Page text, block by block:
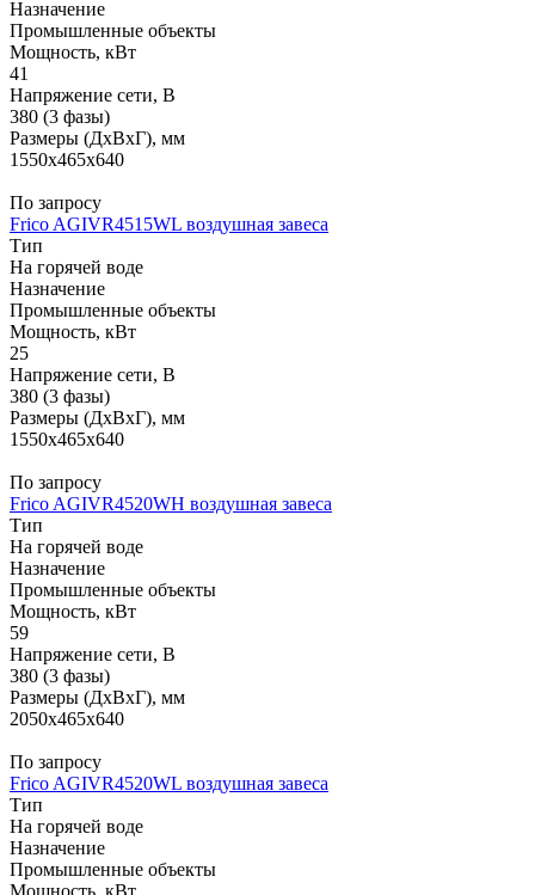
Назначение
Промышленные объекты
Мощность, кВт
41
Напряжение сети, В
380 (3 фазы)
Размеры (ДхВхГ), мм
1550x465x640
По запросу
Frico AGIVR4515WL воздушная завеса
Тип
На горячей воде
Назначение
Промышленные объекты
Мощность, кВт
25
Напряжение сети, В
380 (3 фазы)
Размеры (ДхВхГ), мм
1550x465x640
По запросу
Frico AGIVR4520WH воздушная завеса
Тип
На горячей воде
Назначение
Промышленные объекты
Мощность, кВт
59
Напряжение сети, В
380 (3 фазы)
Размеры (ДхВхГ), мм
2050x465x640
По запросу
Frico AGIVR4520WL воздушная завеса
Тип
На горячей воде
Назначение
Промышленные объекты
Мощность, кВт